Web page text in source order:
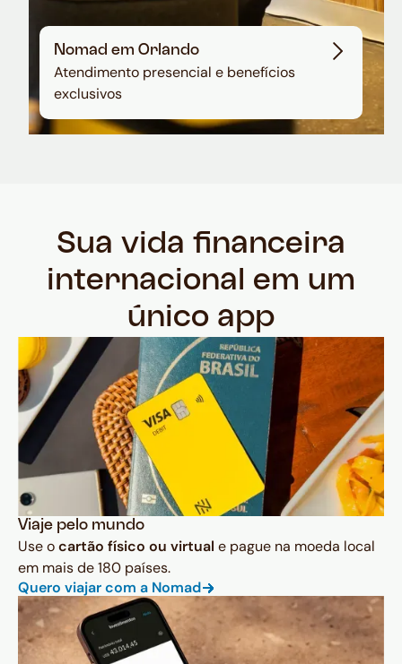
Nomad em Orlando
Atendimento presencial e benefícios
exclusivos
Sua vida financeira
internacional em um
único app
Viaje pelo mundo
Use ocartão físico ou virtual e pague na moeda local
em mais de 180 países.
Quero viajar com a Nomad